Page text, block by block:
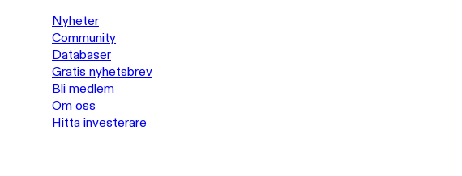
Nyheter
Community
Databaser
Gratis nyhetsbrev
Bli medlem
Om oss
Hitta investerare